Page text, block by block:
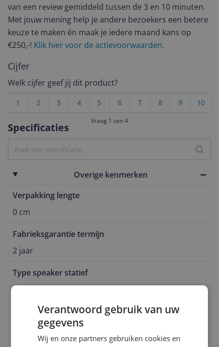
Specificaties
Overige kenmerken
Verpakking lengte
0 cm
Fabrieksgarantie termijn
2 jaar
Type speaker statief
Universeel
Verpakkingsgewicht
72,6 kg
van een review gemiddeld tussen de 3 en 10 minuten.
Met jouw mening help je andere bezoekers een betere
keuze te maken én maak je iedere maand kans op
€250,-! Klik hier voor de actievoorwaarden.
Cijfer
Welk cijfer geef jij dit product?
10
9
8
7
6
5
4
3
2
1
Vraag 1 van 4
Verantwoord gebruik van uw
gegevens
Wij en onze partners gebruiken cookies en